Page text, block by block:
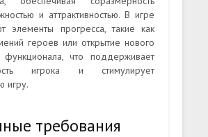
и аттрактивностью. В игре
элементы прогресса, такие как
героев или открытие нового
функционала, что поддерживает
игрока и стимулирует
игру.
требования